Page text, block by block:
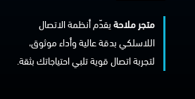
متجر ملاحةيقدّم أنظمة الاتصال
اللاسلكي بدقة عالية وأداء موثوق،
لتجربة اتصال قوية تلبي احتياجاتك بثقة.